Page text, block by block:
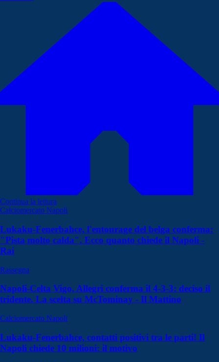
Continua la lettura
Calciomercato Napoli
Lukaku-Fenerbahce, l'entourage del belga conferma:
"Pista molto calda". Ecco quanto chiede il Napoli -
Rai
Rassegna
Napoli-Celta Vigo, Allegri conferma il 4-3-3: deciso il
tridente. La scelta su McTominay - Il Mattino
Calciomercato Napoli
Lukaku-Fenerbahce, contatti positivi tra le parti! Il
Napoli chiede 10 milioni: il motivo